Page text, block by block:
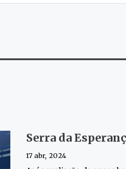
Serra da
17 abr, 2024